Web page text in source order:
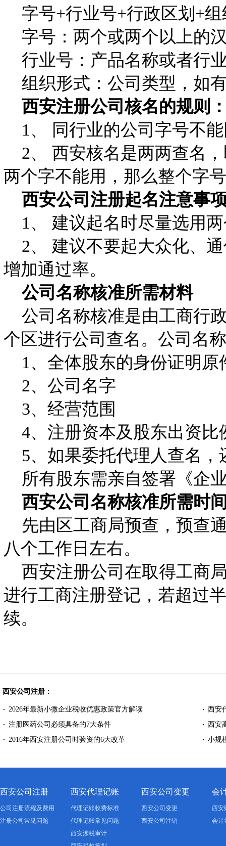
字号+行业号+行政区划+组
字号：两个或两个以上的
行业号：产品名称或者行
组织形式：公司类型，如
西安注册公司核名的规则
1、 同行业的公司字号不
2、 西安核名是两两查名
两个字不能用，那么整个字
西安公司注册起名注意事
1、 建议起名时尽量选用
2、 建议不要起大众化、
增加通过率。
公司名称核准所需材料
公司名称核准是由工商行
个区进行公司查名。公司名
1、全体股东的身份证明原
2、公司名字
3、经营范围
4、注册资本及股东出资比
5、如果委托代理人查名，
所有股东需亲自签署《企
西安公司名称核准所需时
先由区工商局预查，预查
八个工作日左右。
西安注册公司在取得工商
进行工商注册登记，若超过
续。
西安公司注册：
2026年最新小微企业税收优惠政策官方解读
西安
注册医药公司必须具备的7大条件
西安
2016年西安注册公司时验资的6大改革
小规
西安公司注册
公司注册流程及费用
注册公司常见问题
西安代理记账
代理记账收费标准
代理记账常见问题
西安涉税审计
西安公司变更
西安公司变更
西安公司注销
会
西安
会计